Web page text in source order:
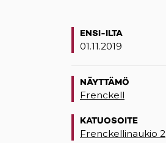
ENSI-ILTA
01.11.2019
NÄYTTÄMÖ
Frenckell
KATUOSOITE
Frenckellinaukio 2